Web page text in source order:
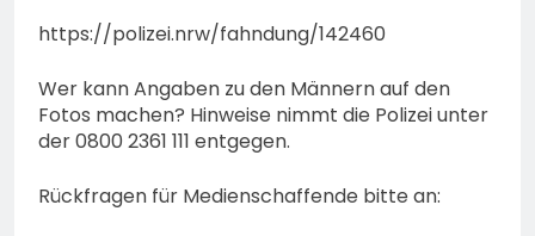
https://polizei.nrw/fahndung/142460
Wer kann Angaben zu den Männern auf den
Fotos machen? Hinweise nimmt die Polizei unter
der 0800 2361 111 entgegen.
Rückfragen für Medienschaffende bitte an: